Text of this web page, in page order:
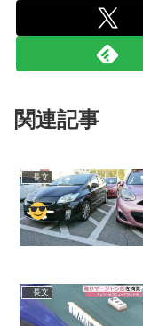
関連記事
長文
長文